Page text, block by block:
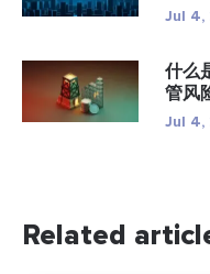
Jul 4,
什么
管风
Jul 4,
Related